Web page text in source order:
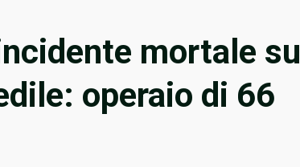
mortale sul
operaio di 66